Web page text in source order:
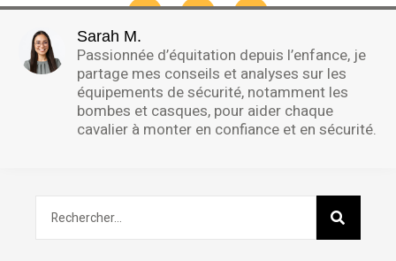
Sarah M.
Passionnée d’équitation depuis l’enfance, je
partage mes conseils et analyses sur les
équipements de sécurité, notamment les
bombes et casques, pour aider chaque
cavalier à monter en confiance et en sécurité.